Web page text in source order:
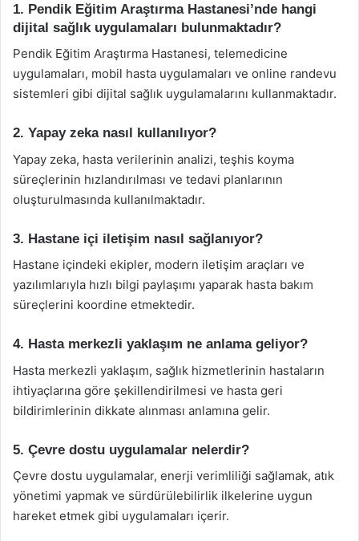
1. Pendik Eğitim Araştırma Hastanesi’nde hangi
dijital sağlık uygulamaları bulunmaktadır?
Pendik Eğitim Araştırma Hastanesi, telemedicine
uygulamaları, mobil hasta uygulamaları ve online randevu
sistemleri gibi dijital sağlık uygulamalarını kullanmaktadır.
2. Yapay zeka nasıl kullanılıyor?
Yapay zeka, hasta verilerinin analizi, teşhis koyma
süreçlerinin hızlandırılması ve tedavi planlarının
oluşturulmasında kullanılmaktadır.
3. Hastane içi iletişim nasıl sağlanıyor?
Hastane içindeki ekipler, modern iletişim araçları ve
yazılımlarıyla hızlı bilgi paylaşımı yaparak hasta bakım
süreçlerini koordine etmektedir.
4. Hasta merkezli yaklaşım ne anlama geliyor?
Hasta merkezli yaklaşım, sağlık hizmetlerinin hastaların
ihtiyaçlarına göre şekillendirilmesi ve hasta geri
bildirimlerinin dikkate alınması anlamına gelir.
5. Çevre dostu uygulamalar nelerdir?
Çevre dostu uygulamalar, enerji verimliliği sağlamak, atık
yönetimi yapmak ve sürdürülebilirlik ilkelerine uygun
hareket etmek gibi uygulamaları içerir.